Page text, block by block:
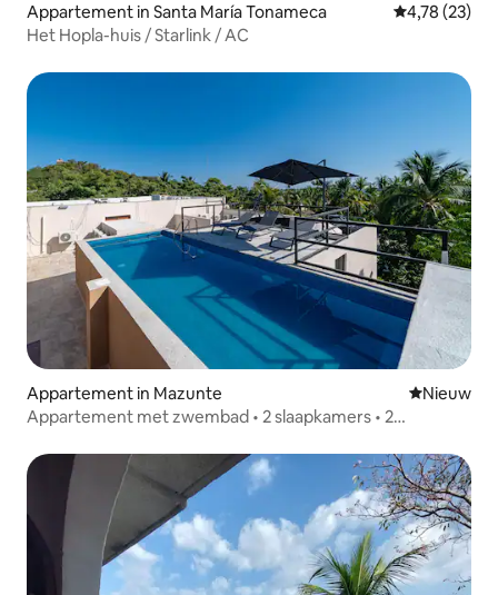
Appartement in Santa María Tonameca Gemiddelde
4,78 (23)
Het Hopla-huis / Starlink / AC
Appartement in Mazunte Nieuwe
Nieuw
Appartement met zwembad • 2 slaapkamers • 2